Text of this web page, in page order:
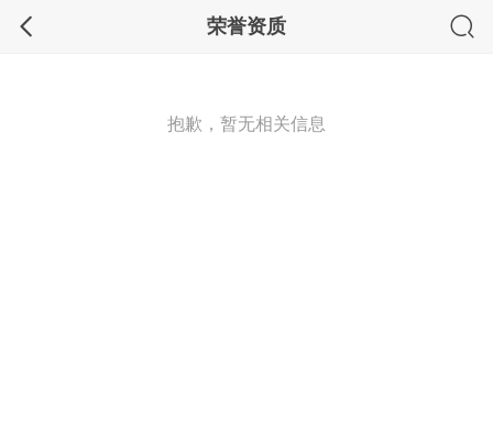
荣誉资质
抱歉，暂无相关信息